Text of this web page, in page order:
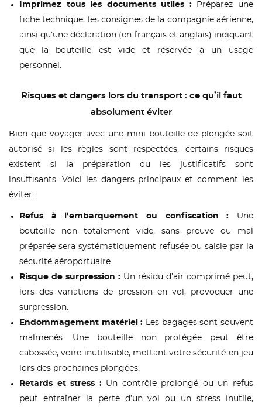
Imprimez tous les documents utiles :Préparez une
fiche technique, les consignes de la compagnie aérienne,
ainsi qu’une déclaration (en français et anglais) indiquant
que la bouteille est vide et réservée à un usage
personnel.
Risques et dangers lors du transport : ce qu’il faut
absolument éviter
Bien que voyager avec une mini bouteille de plongée soit
autorisé si les règles sont respectées, certains risques
existent si la préparation ou les justificatifs sont
insuffisants. Voici les dangers principaux et comment les
éviter :
Refus à l’embarquement ou confiscation : Une
bouteille non totalement vide, sans preuve ou mal
préparée sera systématiquement refusée ou saisie par la
sécurité aéroportuaire.
Risque de surpression : Un résidu d’air comprimé peut,
lors des variations de pression en vol, provoquer une
surpression.
Endommagement matériel : Les bagages sont souvent
malmenés. Une bouteille non protégée peut être
cabossée, voire inutilisable, mettant votre sécurité en jeu
lors des prochaines plongées.
Retards et stress :Un contrôle prolongé ou un refus
peut entraîner la perte d’un vol ou un stress inutile,